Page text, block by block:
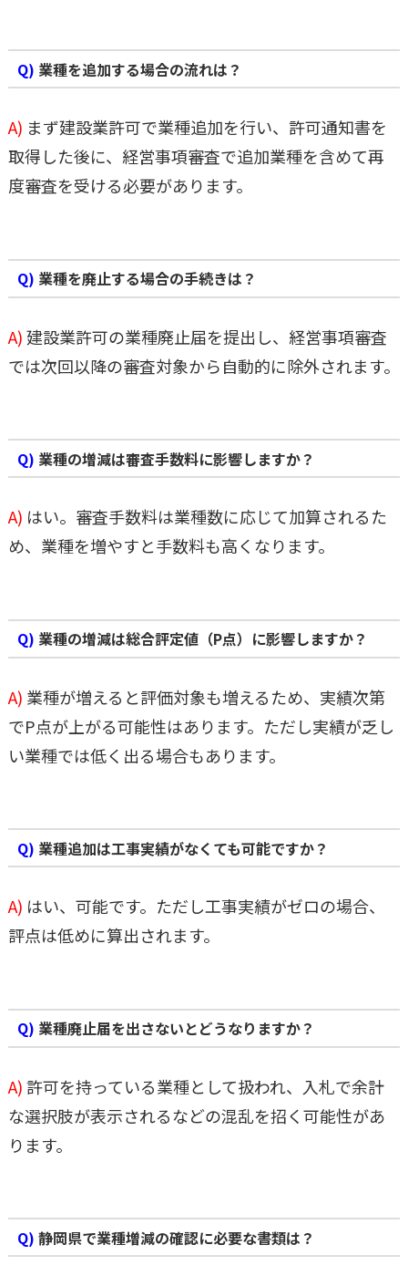
Q) 業種を追加する場合の流れは？
A) まず建設業許可で業種追加を行い、許可通知書を
取得した後に、経営事項審査で追加業種を含めて再
度審査を受ける必要があります。
Q) 業種を廃止する場合の手続きは？
A)建設業許可の業種廃止届を提出し、経営事項審査
では次回以降の審査対象から自動的に除外されます。
Q) 業種の増減は審査手数料に影響しますか？
A) はい。審査手数料は業種数に応じて加算されるた
め、業種を増やすと手数料も高くなります。
Q) 業種の増減は総合評定値（P点）に影響しますか？
A) 業種が増えると評価対象も増えるため、実績次第
でP点が上がる可能性はあります。ただし実績が乏し
い業種では低く出る場合もあります。
Q) 業種追加は工事実績がなくても可能ですか？
A) はい、可能です。ただし工事実績がゼロの場合、
評点は低めに算出されます。
Q) 業種廃止届を出さないとどうなりますか？
A)許可を持っている業種として扱われ、入札で余計
な選択肢が表示されるなどの混乱を招く可能性があ
ります。
Q) 静岡県で業種増減の確認に必要な書類は？